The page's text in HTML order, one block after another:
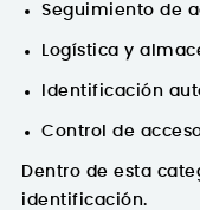
Seguimiento de
Logística y
Identificación
Control de
Dentro de esta
identificación.